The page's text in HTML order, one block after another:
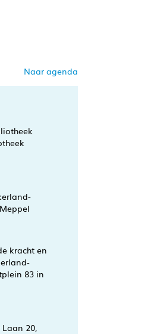
Naar agenda
kracht en
83 in
20,